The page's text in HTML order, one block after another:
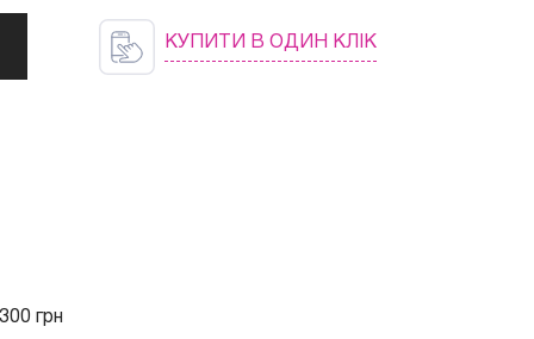
КУПИТИ В ОДИН КЛІК
грн